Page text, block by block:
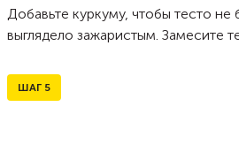
Добавьте куркуму, чтобы тесто
выглядело зажаристым. Замесите
ШАГ 5